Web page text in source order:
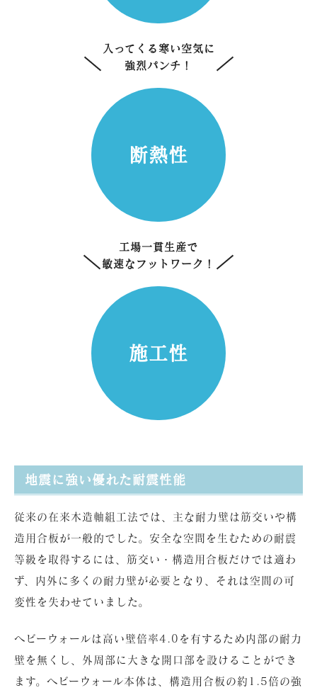
入ってくる寒い空気に
強烈パンチ！
断熱性
工場一貫生産で
敏速なフットワーク！
施工性
地震に強い優れた耐震性能
従来の在来木造軸組工法では、主な耐力壁は筋交いや構
造用合板が一般的でした。安全な空間を生むための耐震
等級を取得するには、筋交い・構造用合板だけでは適わ
ず、内外に多くの耐力壁が必要となり、それは空間の可
変性を失わせていました。
ヘビーウォールは高い壁倍率4.0を有するため内部の耐力
壁を無くし、外周部に大きな開口部を設けることができ
ます。ヘビーウォール本体は、構造用合板の約1.5倍の強